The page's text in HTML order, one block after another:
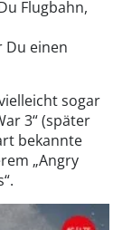
Flugbahn,
Du einen
sogar
3“ (später
bekannte
„Angry